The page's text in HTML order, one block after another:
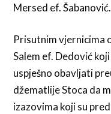
Mersed ef. Šabanović.
Prisutnim vjernicima
Salem ef. Dedović
uspješno obavljati
džematlije Stoca da
izazovima koji su